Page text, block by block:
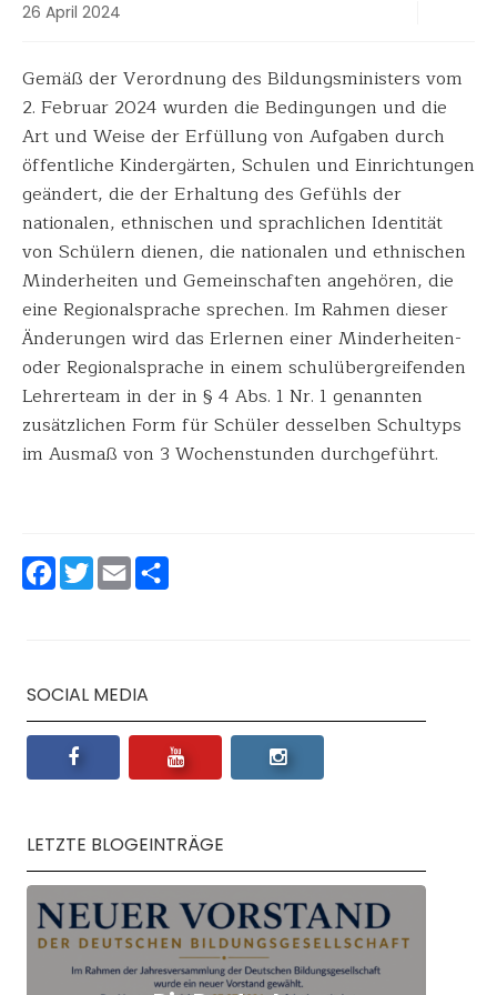
26 April 2024
Gemäß der Verordnung des Bildungsministers vom
2. Februar 2024 wurden die Bedingungen und die
Art und Weise der Erfüllung von Aufgaben durch
öffentliche Kindergärten, Schulen und Einrichtungen
geändert, die der Erhaltung des Gefühls der
nationalen, ethnischen und sprachlichen Identität
von Schülern dienen, die nationalen und ethnischen
Minderheiten und Gemeinschaften angehören, die
eine Regionalsprache sprechen. Im Rahmen dieser
Änderungen wird das Erlernen einer Minderheiten-
oder Regionalsprache in einem schulübergreifenden
Lehrerteam in der in § 4 Abs. 1 Nr. 1 genannten
zusätzlichen Form für Schüler desselben Schultyps
im Ausmaß von 3 Wochenstunden durchgeführt.
Facebook
Twitter
Email
SOCIAL MEDIA
LETZTE BLOGEINTRÄGE